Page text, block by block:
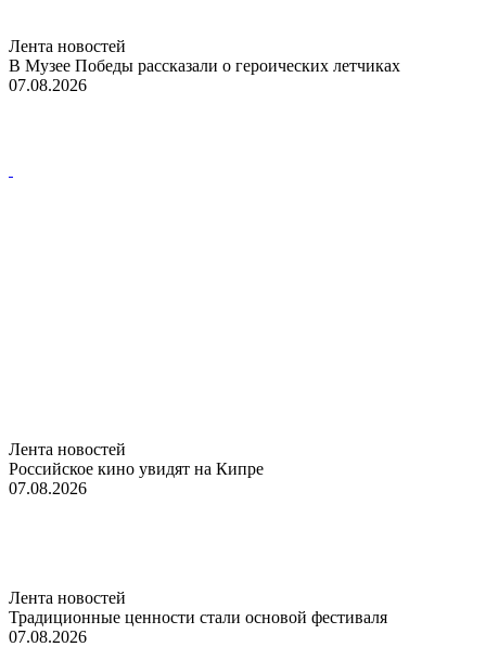
Лента новостей
В Музее Победы рассказали о героических летчиках
07.08.2026
Лента новостей
Российское кино увидят на Кипре
07.08.2026
Лента новостей
Традиционные ценности стали основой фестиваля
07.08.2026